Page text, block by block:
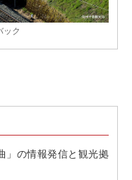
ク
」の情報発信と観光拠